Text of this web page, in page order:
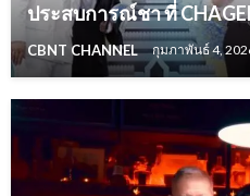
ประสบการณ์ชา ที่
CBNT CHANNEL กุมภาพันธ์ 4,